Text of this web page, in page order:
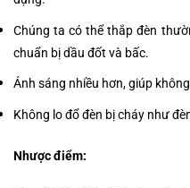
Chúng ta có thể thắp đèn
chuẩn bị dầu đốt và bấc.
Ánh sáng nhiều hơn, giúp
Không lo đổ đèn bị cháy như
Nhược điểm: